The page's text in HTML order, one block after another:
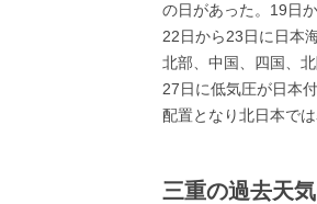
の日があった。19日
22日から23日に日本
北部、中国、四国、
27日に低気圧が日本
配置となり北日本では
三重の過去天